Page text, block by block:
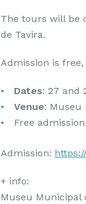
The tours will be
de Tavira.
Admission is
Dates: 27 and
Venue: Museu
Free
Admission:
+ info:
Museu Municipal